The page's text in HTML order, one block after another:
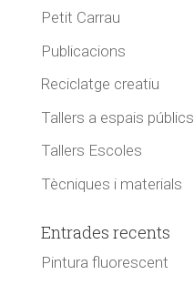
Petit Carrau
Publicacions
Reciclatge creatiu
Tallers a espais públics
Tallers Escoles
Tècniques i materials
Entrades recents
Pintura fluorescent